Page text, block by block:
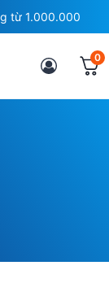
từ 1.000.000
0